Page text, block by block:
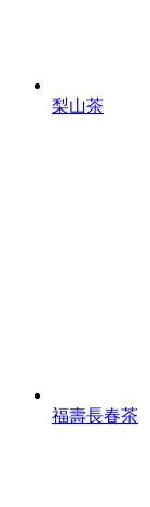
梨山茶
福壽長春茶